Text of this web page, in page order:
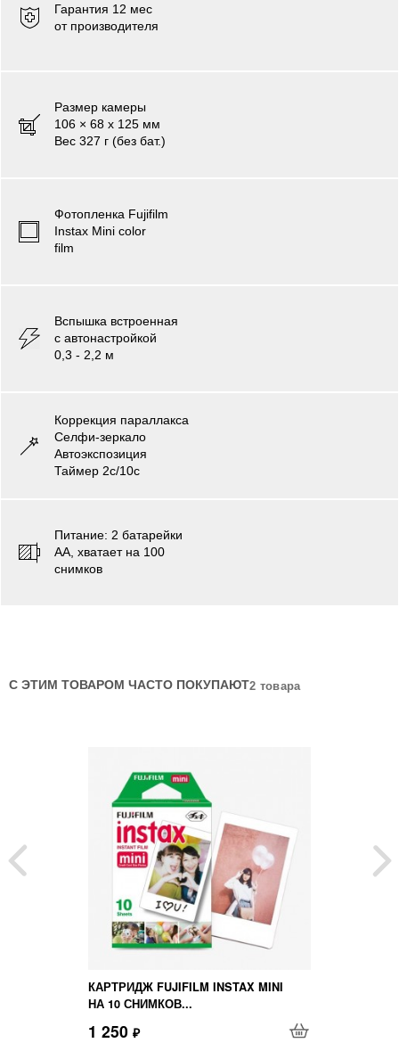
Гарантия 12 мес
от производителя
Размер камеры
106 × 68 x 125 мм
Вес 327 г (без бат.)
Фотопленка Fujifilm
Instax Mini color
film
Вспышка встроенная
с автонастройкой
0,3 - 2,2 м
Коррекция параллакса
Селфи-зеркало
Автоэкспозиция
Таймер 2с/10с
Питаниe: 2 батарейки
АА, хватает на 100
снимков
С ЭТИМ ТОВАРОМ ЧАСТО ПОКУПАЮТ2 товара
КАРТРИДЖ FUJIFILM INSTAX MINI
НА 10 СНИМКОВ...
1 250 ₽